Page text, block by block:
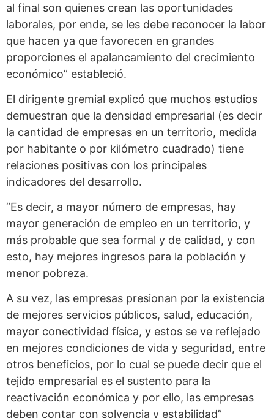
al final son quienes crean las oportunidades
laborales, por ende, se les debe reconocer la labor
que hacen ya que favorecen en grandes
proporciones el apalancamiento del crecimiento
económico” estableció.
El dirigente gremial explicó que muchos estudios
demuestran que la densidad empresarial (es decir
la cantidad de empresas en un territorio, medida
por habitante o por kilómetro cuadrado) tiene
relaciones positivas con los principales
indicadores del desarrollo.
“Es decir, a mayor número de empresas, hay
mayor generación de empleo en un territorio, y
más probable que sea formal y de calidad, y con
esto, hay mejores ingresos para la población y
menor pobreza.
A su vez, las empresas presionan por la existencia
de mejores servicios públicos, salud, educación,
mayor conectividad física, y estos se ve reflejado
en mejores condiciones de vida y seguridad, entre
otros beneficios, por lo cual se puede decir que el
tejido empresarial es el sustento para la
reactivación económica y por ello, las empresas
deben contar con solvencia y estabilidad”